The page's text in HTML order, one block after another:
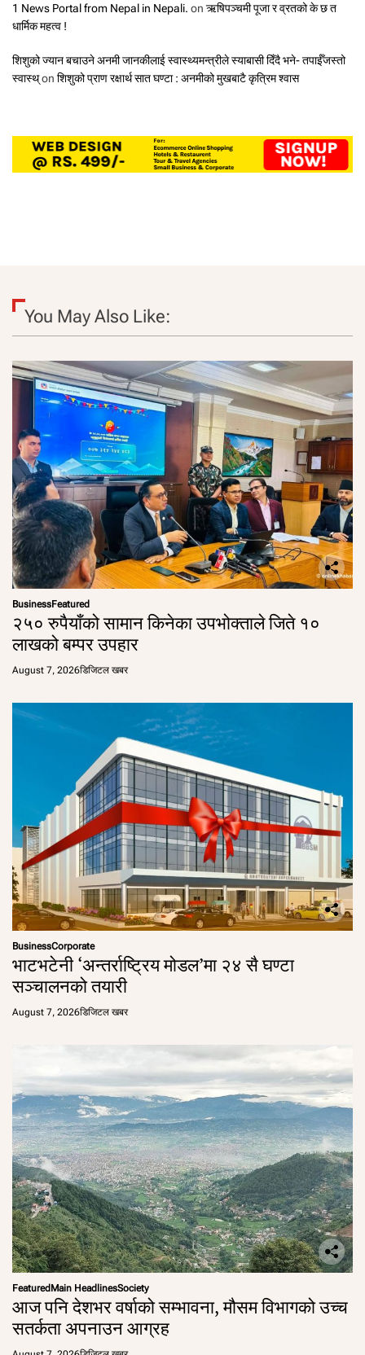
1 News Portal from Nepal in Nepali. on ऋषिपञ्चमी पूजा र व्रतको के छ त
धार्मिक महत्व !
शिशुको ज्यान बचाउने अनमी जानकीलाई स्वास्थ्यमन्त्रीले स्याबासी दिँदै भने- तपाईँजस्तो
स्वास्थ्on शिशुको प्राण रक्षार्थ सात घण्टा : अनमीको मुखबाटै कृत्रिम श्वास
You May Also Like:
BusinessFeatured
२५० रुपैयाँको सामान किनेका उपभोक्ताले जिते १०
लाखको बम्पर उपहार
August 7, 2026डिजिटल खबर
BusinessCorporate
भाटभटेनी ‘अन्तर्राष्ट्रिय मोडल’मा २४ सै घण्टा
सञ्चालनको तयारी
August 7, 2026डिजिटल खबर
FeaturedMain HeadlinesSociety
आज पनि देशभर वर्षाको सम्भावना, मौसम विभागको उच्च
सतर्कता अपनाउन आग्रह